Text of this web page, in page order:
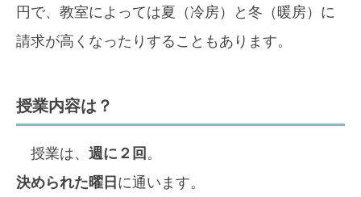
円で、教室によっては夏（冷房）と冬（暖房）に
請求が高くなったりすることもあります。
授業内容は？
授業は、 週に２回 。
決められた曜日 に通います。